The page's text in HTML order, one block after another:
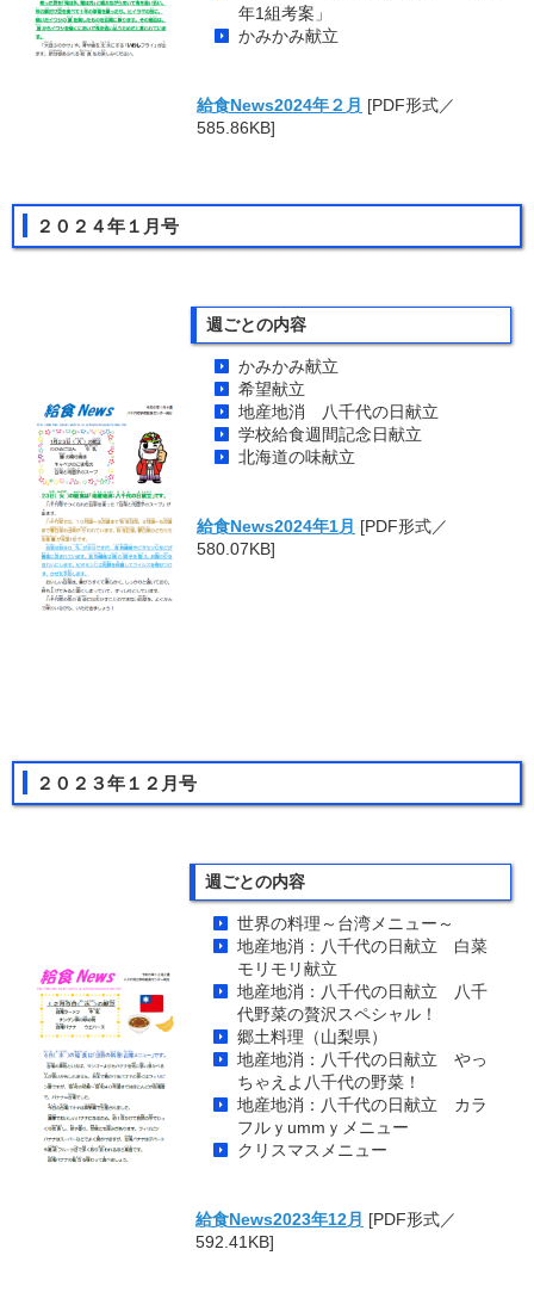
年1組考案」
かみかみ献立
給食News2024年２月 [PDF形式／
585.86KB]
２０２４年１月号
週ごとの内容
かみかみ献立
希望献立
地産地消 八千代の日献立
学校給食週間記念日献立
北海道の味献立
給食News2024年1月 [PDF形式／
580.07KB]
２０２３年１２月号
週ごとの内容
世界の料理～台湾メニュー～
地産地消：八千代の日献立 白菜
モリモリ献立
地産地消：八千代の日献立 八千
代野菜の贅沢スペシャル！
郷土料理（山梨県）
地産地消：八千代の日献立 やっ
ちゃえよ八千代の野菜！
地産地消：八千代の日献立 カラ
フルｙummｙメニュー
クリスマスメニュー
給食News2023年12月 [PDF形式／
592.41KB]